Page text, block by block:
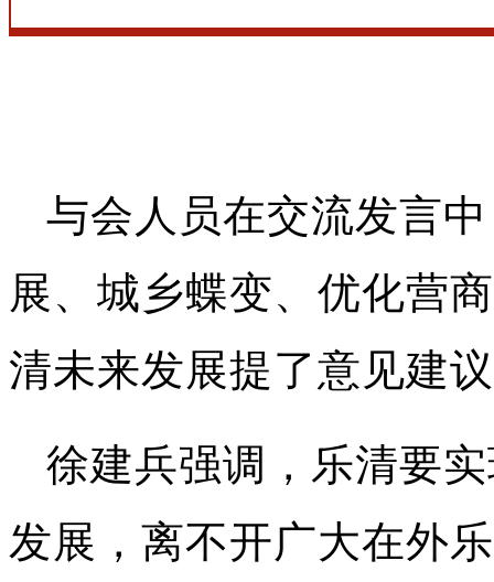
与会人员在交流发言
展、城乡蝶变、优化营
清未来发展提了意见建
徐建兵强调，乐清要
发展，离不开广大在外